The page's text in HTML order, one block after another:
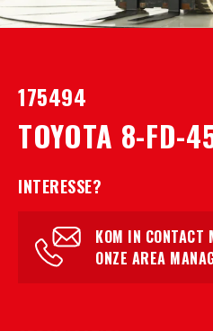
175494
TOYOTA 8-FD-
INTERESSE?
KOM IN CONTACT
ONZE AREA